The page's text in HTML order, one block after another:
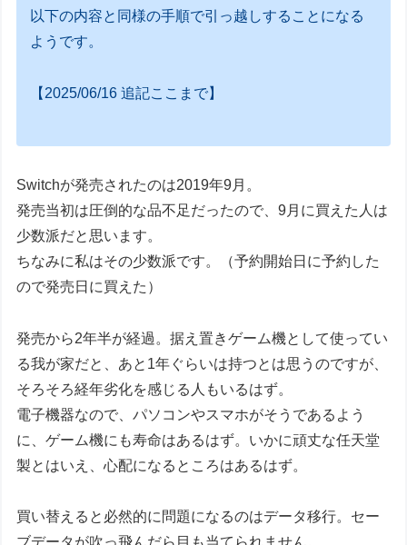
以下の内容と同様の手順で引っ越しすることになる
ようです。
【2025/06/16 追記ここまで】
Switchが発売されたのは2019年9月。
発売当初は圧倒的な品不足だったので、9月に買えた人は
少数派だと思います。
ちなみに私はその少数派です。（予約開始日に予約した
ので発売日に買えた）
発売から2年半が経過。据え置きゲーム機として使ってい
る我が家だと、あと1年ぐらいは持つとは思うのですが、
そろそろ経年劣化を感じる人もいるはず。
電子機器なので、パソコンやスマホがそうであるよう
に、ゲーム機にも寿命はあるはず。いかに頑丈な任天堂
製とはいえ、心配になるところはあるはず。
買い替えると必然的に問題になるのはデータ移行。セー